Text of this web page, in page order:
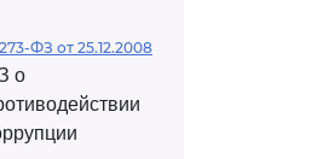
ФЗ от 25.12.2008
о